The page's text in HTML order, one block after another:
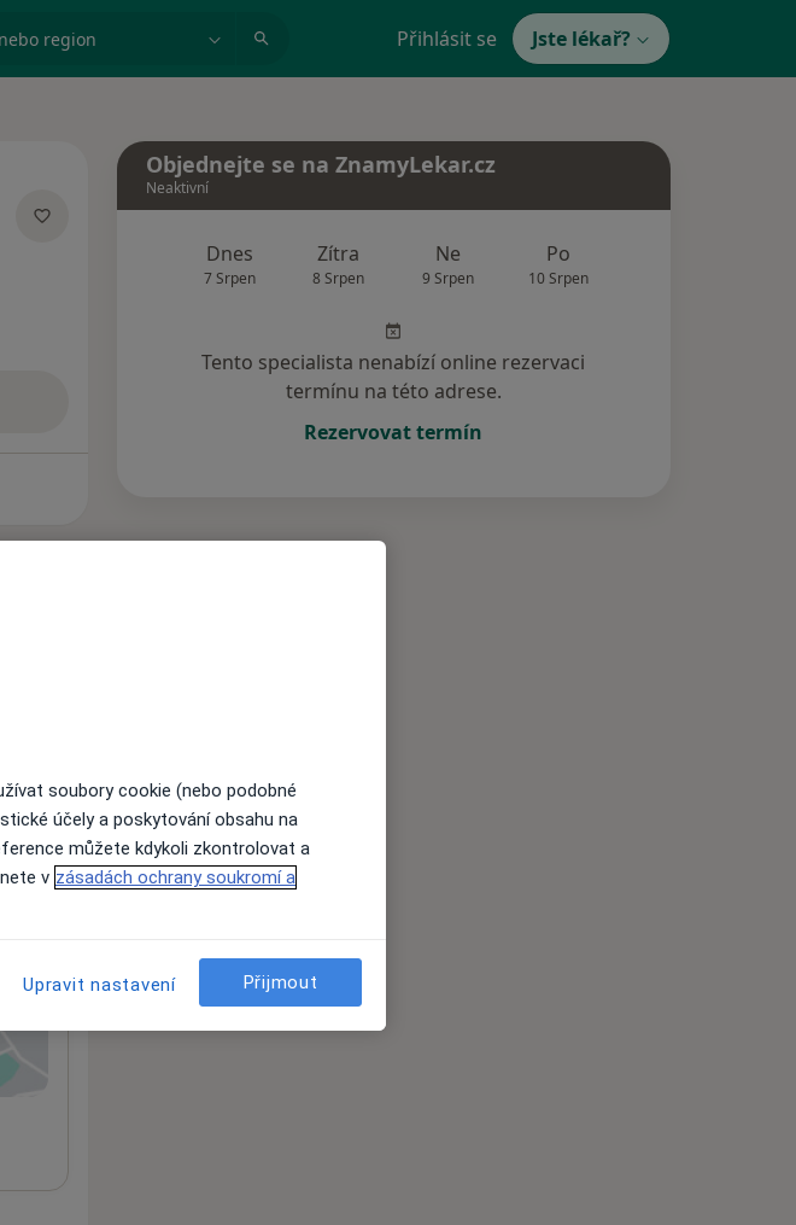
region Přihlásit se Jste lékař?
Objednejte se na ZnamyLekar.cz
Neaktivní
Dnes
7 Srpen
Zítra
8 Srpen
Ne
9 Srpen
Po
10 Srpen
Tento specialista nenabízí online rezervaci
termínu na této adrese.
Rezervovat termín
soubory cookie (nebo podobné
účely a poskytování obsahu na
můžete kdykoli zkontrolovat a
v zásadách ochrany soukromí a
Upravit nastavení Přijmout